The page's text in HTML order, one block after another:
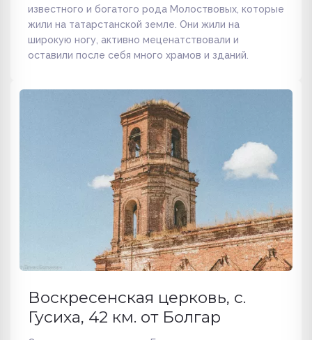
известного и богатого рода Молоствовых, которые
жили на татарстанской земле. Они жили на
широкую ногу, активно меценатствовали и
оставили после себя много храмов и зданий.
Воскресенская церковь, с.
Гусиха, 42 км. от Болгар